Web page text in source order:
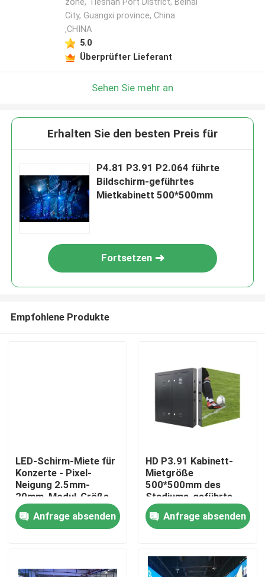
Heim
Videos
City, Guangxi province, China
,CHINA
5.0
Überprüfter Lieferant
Sehen Sie mehr an
Erhalten Sie den besten Preis für
P4.81 P3.91 P2.064 führte
Bildschirm-geführtes
Mietkabinett 500*500mm
Fortsetzen
Empfohlene Produkte
LED-Schirm-Miete für
Konzerte - Pixel-
Neigung 2.5mm-
20mm, Modul-Größe
320mmx160mm,
hochauflösendes
Verhältnis5000:1
Anfrage absenden
HD P3.91 Kabinett-
Mietgröße
500*500mm des
Stadiums-geführte
Bildschirm-SMD1921
Anfrage absenden